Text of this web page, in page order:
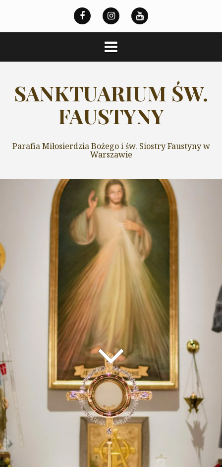
treści
SANKTUARIUM ŚW.
FAUSTYNY
Parafia Miłosierdzia Bożego i św. Siostry Faustyny w
Warszawie